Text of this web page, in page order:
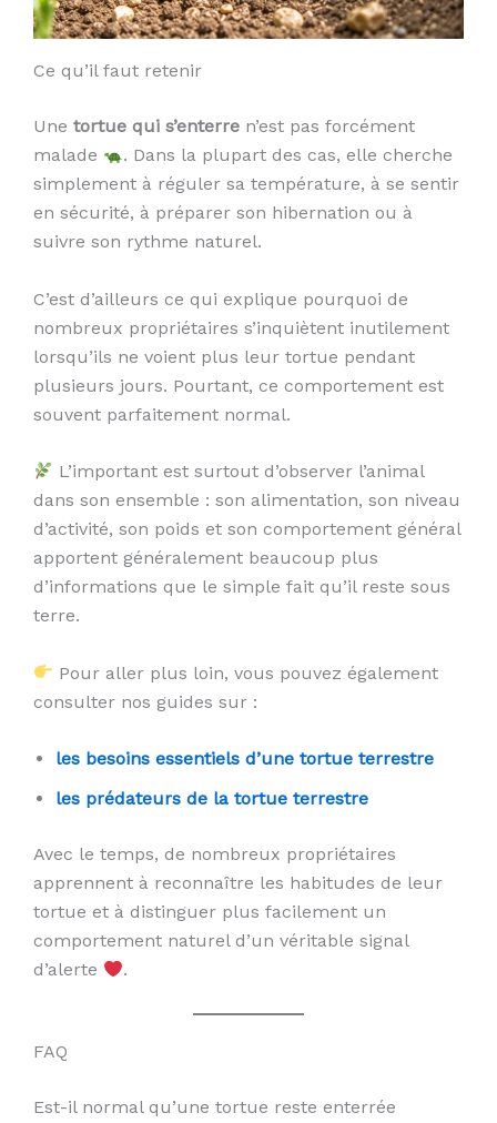
Ce qu’il faut retenir
Une tortue qui s’enterre n’est pas forcément
malade
. Dans la plupart des cas, elle cherche
simplement à réguler sa température, à se sentir
en sécurité, à préparer son hibernation ou à
suivre son rythme naturel.
C’est d’ailleurs ce qui explique pourquoi de
nombreux propriétaires s’inquiètent inutilement
lorsqu’ils ne voient plus leur tortue pendant
plusieurs jours. Pourtant, ce comportement est
souvent parfaitement normal.
L’important est surtout d’observer l’animal
dans son ensemble : son alimentation, son niveau
d’activité, son poids et son comportement général
apportent généralement beaucoup plus
d’informations que le simple fait qu’il reste sous
terre.
Pour aller plus loin, vous pouvez également
consulter nos guides sur :
les besoins essentiels d’une tortue terrestre
les prédateurs de la tortue terrestre
Avec le temps, de nombreux propriétaires
apprennent à reconnaître les habitudes de leur
tortue et à distinguer plus facilement un
comportement naturel d’un véritable signal
d’alerte
.
FAQ
Est-il normal qu’une tortue reste enterrée